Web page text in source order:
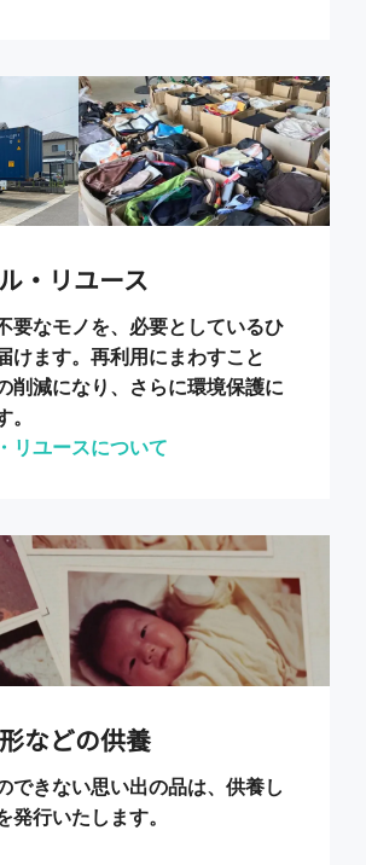
・リユース
要なモノを、必要としているひ
けます。再利用にまわすこと
削減になり、さらに環境保護に
。
リユースについて
などの供養
できない思い出の品は、供養し
発行いたします。